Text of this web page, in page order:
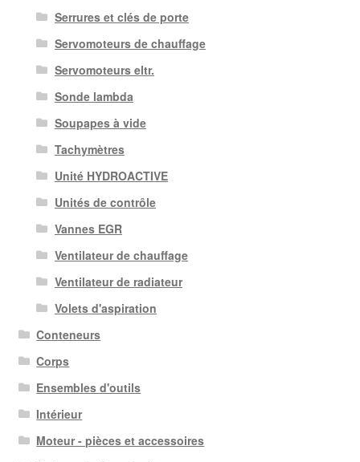
Serrures et clés de porte
Servomoteurs de chauffage
Servomoteurs eltr.
Sonde lambda
Soupapes à vide
Tachymètres
Unité HYDROACTIVE
Unités de contrôle
Vannes EGR
Ventilateur de chauffage
Ventilateur de radiateur
Volets d'aspiration
Conteneurs
Corps
Ensembles d'outils
Intérieur
Moteur - pièces et accessoires